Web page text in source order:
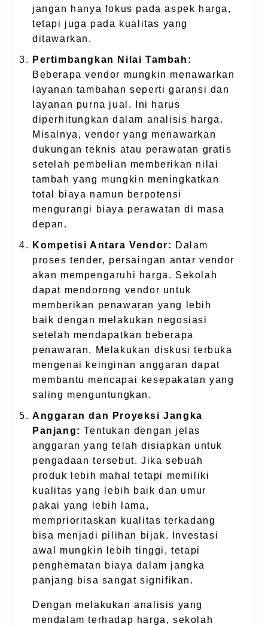
jangan hanya fokus pada aspek harga,
tetapi juga pada kualitas yang
ditawarkan.
Pertimbangkan Nilai Tambah:
Beberapa vendor mungkin menawarkan
layanan tambahan seperti garansi dan
layanan purna jual. Ini harus
diperhitungkan dalam analisis harga.
Misalnya, vendor yang menawarkan
dukungan teknis atau perawatan gratis
setelah pembelian memberikan nilai
tambah yang mungkin meningkatkan
total biaya namun berpotensi
mengurangi biaya perawatan di masa
depan.
Kompetisi Antara Vendor: Dalam
proses tender, persaingan antar vendor
akan mempengaruhi harga. Sekolah
dapat mendorong vendor untuk
memberikan penawaran yang lebih
baik dengan melakukan negosiasi
setelah mendapatkan beberapa
penawaran. Melakukan diskusi terbuka
mengenai keinginan anggaran dapat
membantu mencapai kesepakatan yang
saling menguntungkan.
Anggaran dan Proyeksi Jangka
Panjang: Tentukan dengan jelas
anggaran yang telah disiapkan untuk
pengadaan tersebut. Jika sebuah
produk lebih mahal tetapi memiliki
kualitas yang lebih baik dan umur
pakai yang lebih lama,
memprioritaskan kualitas terkadang
bisa menjadi pilihan bijak. Investasi
awal mungkin lebih tinggi, tetapi
penghematan biaya dalam jangka
panjang bisa sangat signifikan.
Dengan melakukan analisis yang
mendalam terhadap harga, sekolah